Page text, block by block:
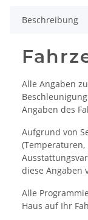
Beschreibung
Alle Angaben
Angaben des
Aufgrund von
(Temperaturen,
diese Angaben
Alle
Haus auf Ihr